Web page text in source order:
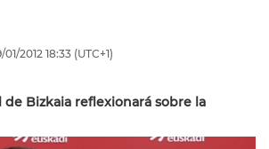
01/201218:33 (UTC+1)
Bizkaia reflexionará sobre la